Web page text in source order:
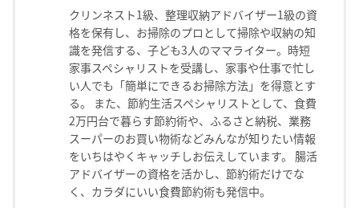
クリンネスト1級、整理収納アドバイザー1級の資
格を保有し、お掃除のプロとして掃除や収納の知
識を発信する、子ども3人のママライター。時短
家事スペシャリストを受講し、家事や仕事で忙し
い人でも「簡単にできるお掃除方法」を得意とす
る。 また、節約生活スペシャリストとして、食費
2万円台で暮らす節約術や、ふるさと納税、業務
スーパーのお買い物術などみんなが知りたい情報
をいちはやくキャッチしお伝えしています。 腸活
アドバイザーの資格を活かし、節約術だけでな
く、カラダにいい食費節約術も発信中。